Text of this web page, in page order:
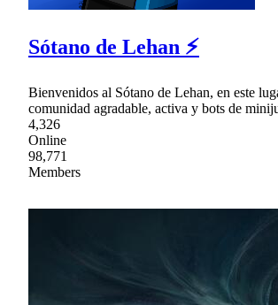
Sótano de Lehan ⚡
Bienvenidos al Sótano de Lehan, en este
comunidad agradable, activa y bots de
4,326
Online
98,771
Members